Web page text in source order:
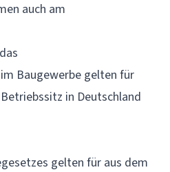
auch am
im Baugewerbe gelten für
in Deutschland
gelten für aus dem